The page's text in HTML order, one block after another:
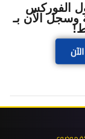
الفوركس
وسجل الآن بـ